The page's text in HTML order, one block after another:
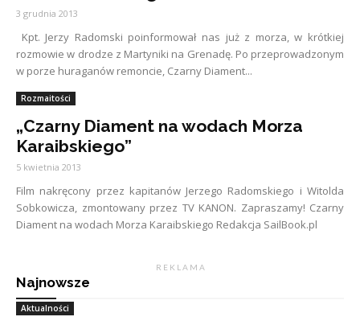
3 grudnia 2013
Kpt. Jerzy Radomski poinformował nas już z morza, w krótkiej
rozmowie w drodze z Martyniki na Grenadę. Po przeprowadzonym
w porze huraganów remoncie, Czarny Diament...
Rozmaitości
„Czarny Diament na wodach Morza
Karaibskiego”
5 kwietnia 2013
Film nakręcony przez kapitanów Jerzego Radomskiego i Witolda
Sobkowicza, zmontowany przez TV KANON. Zapraszamy! Czarny
Diament na wodach Morza Karaibskiego Redakcja SailBook.pl
R E K L A M A
Najnowsze
Aktualności